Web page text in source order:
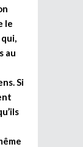
le
au
Si